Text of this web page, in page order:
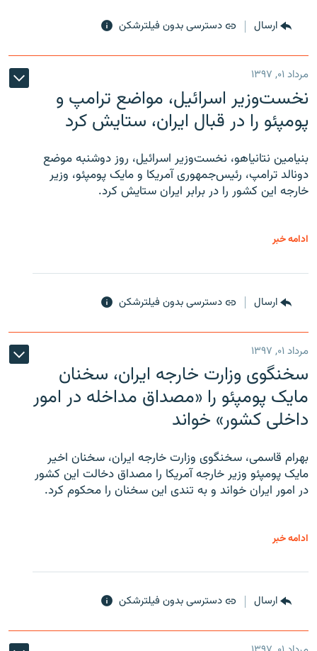
ارسال دسترسی بدون فیلترشکن
مرداد ۰۱, ۱۳۹۷
نخست‌وزیر اسرائیل، مواضع ترامپ و
پومپئو را در قبال ایران، ستایش کرد
بنیامین نتانیاهو، نخست‌وزیر اسرائیل، روز دوشنبه موضع
دونالد ترامپ، رئیس‌جمهوری آمریکا و مایک پومپئو، وزیر
خارجه این کشور را در برابر ایران ستایش کرد.
ادامه خبر
ارسال دسترسی بدون فیلترشکن
مرداد ۰۱, ۱۳۹۷
سخنگوی وزارت خارجه ایران، سخنان
مایک پومپئو را «مصداق مداخله در امور
داخلی کشور» خواند
بهرام قاسمی، سخنگوی وزارت خارجه ایران، سخنان اخیر
مایک پومپئو وزیر خارجه آمریکا را مصداق دخالت این کشور
در امور ایران خواند و به تندی این سخنان را محکوم کرد.
ادامه خبر
ارسال دسترسی بدون فیلترشکن